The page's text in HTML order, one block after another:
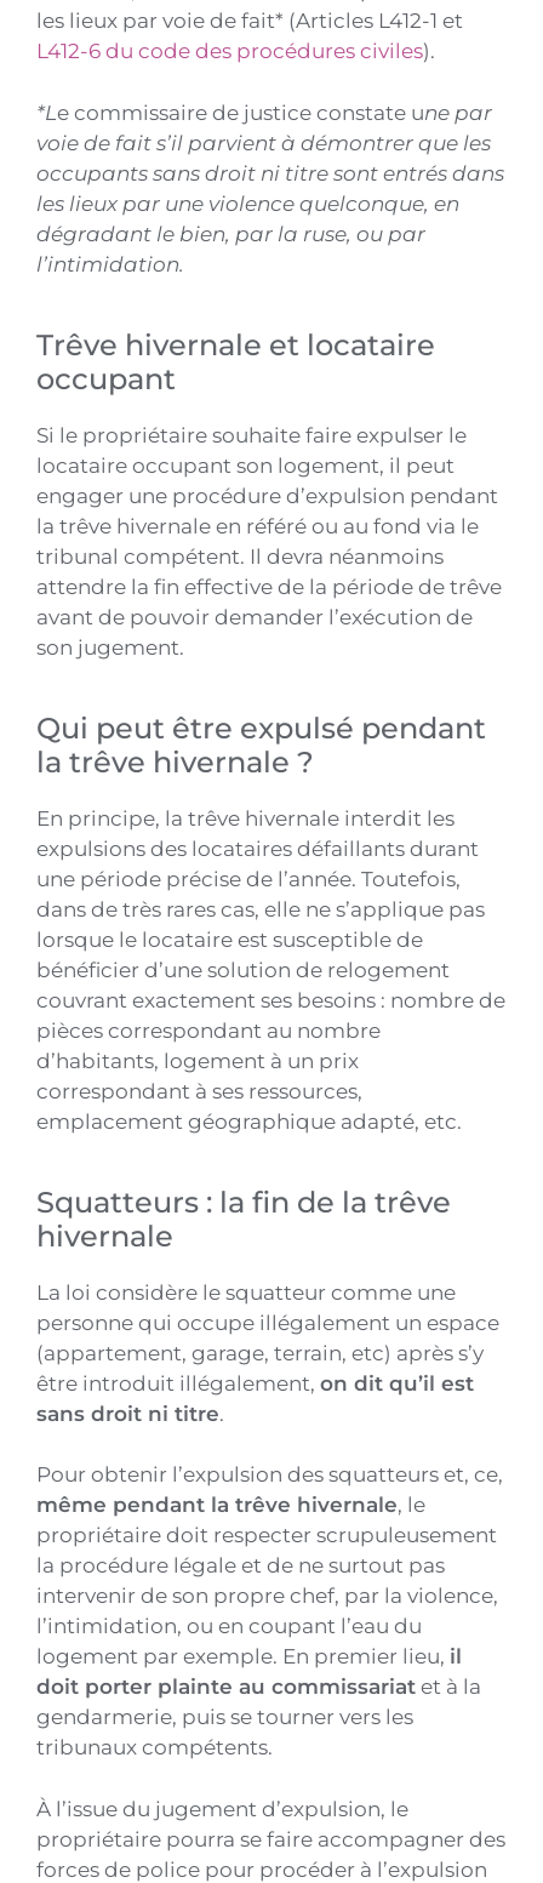
les lieux par voie de fait* (Articles L412-1 et
L412-6 du code des procédures civiles).
*L e commissaire de justice constate une par
voie de fait s’il parvient à démontrer que les
occupants sans droit ni titre sont entrés dans
les lieux par une violence quelconque, en
dégradant le bien, par la ruse, ou par
l’intimidation.
Trêve hivernale et locataire
occupant
Si le propriétaire souhaite faire expulser le
locataire occupant son logement, il peut
engager une procédure d’expulsion pendant
la trêve hivernale en référé ou au fond via le
tribunal compétent. Il devra néanmoins
attendre la fin effective de la période de trêve
avant de pouvoir demander l’exécution de
son jugement.
Qui peut être expulsé pendant
la trêve hivernale ?
En principe, la trêve hivernale interdit les
expulsions des locataires défaillants durant
une période précise de l’année. Toutefois,
dans de très rares cas, elle ne s’applique pas
lorsque le locataire est susceptible de
bénéficier d’une solution de relogement
couvrant exactement ses besoins : nombre de
pièces correspondant au nombre
d’habitants, logement à un prix
correspondant à ses ressources,
emplacement géographique adapté, etc.
Squatteurs : la fin de la trêve
hivernale
La loi considère le squatteur comme une
personne qui occupe illégalement un espace
(appartement, garage, terrain, etc) après s’y
être introduit illégalement, on dit qu’il est
sans droit ni titre.
Pour obtenir l’expulsion des squatteurs et, ce,
même pendant la trêve hivernale, le
propriétaire doit respecter scrupuleusement
la procédure légale et de ne surtout pas
intervenir de son propre chef, par la violence,
l’intimidation, ou en coupant l’eau du
logement par exemple. En premier lieu, il
doit porter plainte au commissariat et à la
gendarmerie, puis se tourner vers les
tribunaux compétents.
À l’issue du jugement d’expulsion, le
propriétaire pourra se faire accompagner des
forces de police pour procéder à l’expulsion